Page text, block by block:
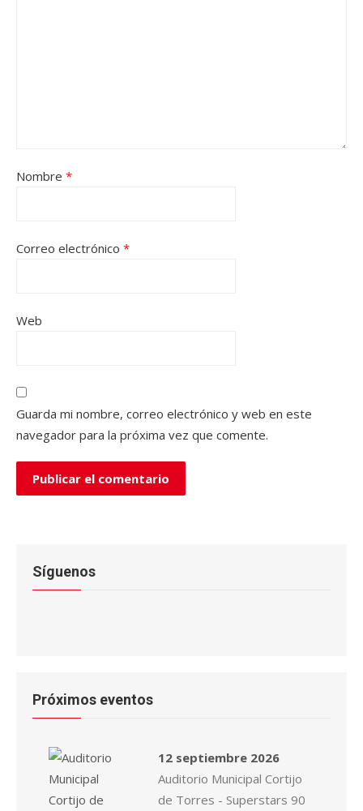
Nombre *
Correo electrónico *
Web
Guarda mi nombre, correo electrónico y web en este
navegador para la próxima vez que comente.
Síguenos
Próximos eventos
12 septiembre 2026
Auditorio Municipal Cortijo
de Torres - Superstars 90